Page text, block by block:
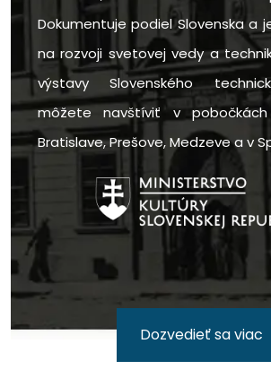
Dokumentuje podiel Slovenska a
na rozvoji svetovej vedy a
výstavy Slovenského
môžete navštíviť v
Bratislave, Prešove, Medzeve a v
Dozvedieť sa viac